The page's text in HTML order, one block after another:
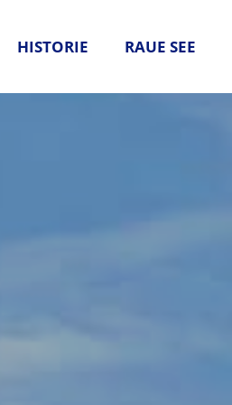
HISTORIE RAUE SEE